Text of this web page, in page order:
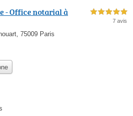
- Office notarial à
75009 Paris
5,0 étoiles sur 5
7 avis